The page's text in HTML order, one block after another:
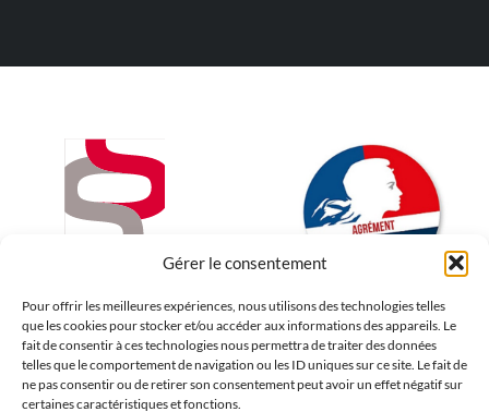
Gérer le consentement
Pour offrir les meilleures expériences, nous utilisons des technologies telles
que les cookies pour stocker et/ou accéder aux informations des appareils. Le
fait de consentir à ces technologies nous permettra de traiter des données
telles que le comportement de navigation ou les ID uniques sur ce site. Le fait de
ne pas consentir ou de retirer son consentement peut avoir un effet négatif sur
certaines caractéristiques et fonctions.